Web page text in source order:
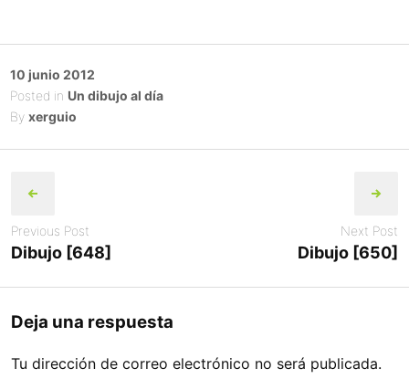
Posted
on
10 junio 2012
Posted in Un dibujo al día
By xerguio
navigation
Previous Post
Dibujo [648]
Next Post
Dibujo [650]
Deja una respuesta
Tu dirección de correo electrónico no será publicada.